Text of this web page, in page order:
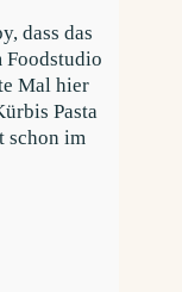
dass das
Foodstudio
Mal hier
Pasta
schon im